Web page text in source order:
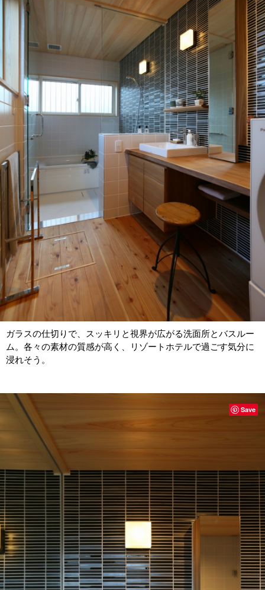
ガラスの仕切りで、スッキリと視界が広がる洗面所とバスルー
ム。各々の素材の質感が高く、リゾートホテルで過ごす気分に
浸れそう。
Save